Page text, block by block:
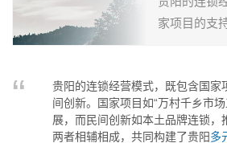
家项目的支
新如本土品
商业的繁荣
贵阳的连锁经营模式，既包含国家
间创新。国家项目如“万村千乡市
展，而民间创新如本土品牌连锁，
两者相辅相成，共同构建了贵阳多